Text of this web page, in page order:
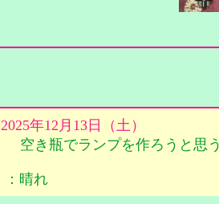
2025年12月13日（土）
空き瓶でランプを作ろうと思
：晴れ